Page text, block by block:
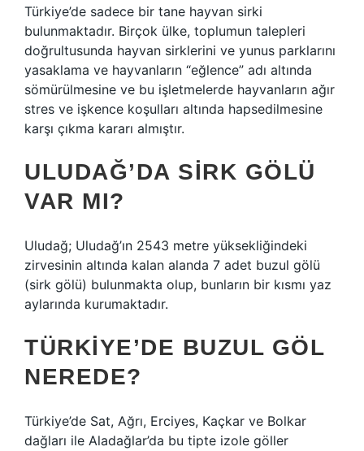
Türkiye’de sadece bir tane hayvan sirki
bulunmaktadır. Birçok ülke, toplumun talepleri
doğrultusunda hayvan sirklerini ve yunus parklarını
yasaklama ve hayvanların “eğlence” adı altında
sömürülmesine ve bu işletmelerde hayvanların ağır
stres ve işkence koşulları altında hapsedilmesine
karşı çıkma kararı almıştır.
ULUDAĞ’DA SIRK GÖLÜ
VAR MI?
Uludağ; Uludağ’ın 2543 metre yüksekliğindeki
zirvesinin altında kalan alanda 7 adet buzul gölü
(sirk gölü) bulunmakta olup, bunların bir kısmı yaz
aylarında kurumaktadır.
TÜRKIYE’DE BUZUL GÖL
NEREDE?
Türkiye’de Sat, Ağrı, Erciyes, Kaçkar ve Bolkar
dağları ile Aladağlar’da bu tipte izole göller